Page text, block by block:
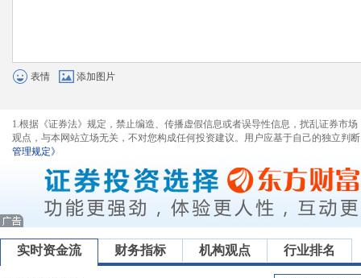
表情 添加图片
1.根据《证券法》规定，禁止编造、传播虚假信息或者误导性信息，扰乱证券市
观点，与本网站立场无关，不对您构成任何投资建议。用户应基于自己的独立判
管理规定》
实时资金流 财务指标 机构观点 行业排名